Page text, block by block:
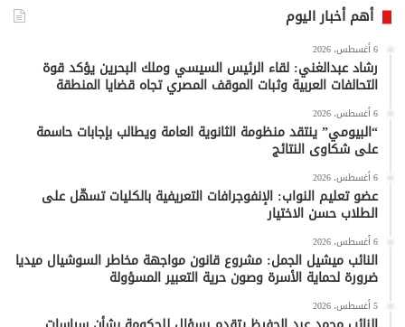
أهم أخبار اليوم
6 أغسطس، 2026
رشاد عبدالغني: لقاء الرئيس السيسي وملك البحرين يؤكد قوة
التحالفات العربية وثبات الموقف المصري تجاه قضايا المنطقة
6 أغسطس، 2026
“البيومي” ينتقد منظومة الثانوية العامة ويطالب بإجابات حاسمة
على شكاوى النتائج
6 أغسطس، 2026
عضو تعليم النواب: الإنفوجرافات التعريفية بالكليات تسهّل على
الطلاب حسن الاختيار
6 أغسطس، 2026
النائب ميشيل الجمل: مشروع قانون مواجهة مخاطر السوشيال ميديا
ضرورة لحماية الأسرة وصون حرية التعبير المسؤولة
5 أغسطس، 2026